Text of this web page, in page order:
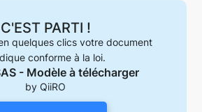
C'EST PARTI !
quelques clics votre document
conforme à la loi.
- Modèle à télécharger
by QiiRO